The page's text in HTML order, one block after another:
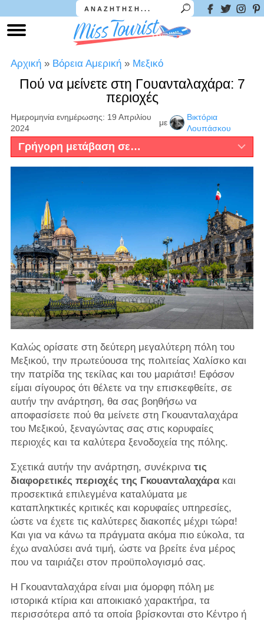
Αρχική » Βόρεια Αμερική » Μεξικό
Πού να μείνετε στη Γουανταλαχάρα: 7
περιοχές
Ημερομηνία ενημέρωσης: 19 Απριλίου
2024
με
Βικτόρια
Λουπάσκου
Γρήγορη μετάβαση σε…
Καλώς ορίσατε στη δεύτερη μεγαλύτερη πόλη του
Μεξικού, την πρωτεύουσα της πολιτείας Χαλίσκο και
την πατρίδα της τεκίλας και του μαριάτσι! Εφόσον
είμαι σίγουρος ότι θέλετε να την επισκεφθείτε, σε
αυτήν την ανάρτηση, θα σας βοηθήσω να
αποφασίσετε πού θα μείνετε στη Γκουανταλαχάρα
του Μεξικού, ξεναγώντας σας στις κορυφαίες
περιοχές και τα καλύτερα ξενοδοχεία της πόλης.
Σχετικά αυτήν την ανάρτηση, συνέκρινα τις
διαφορετικές περιοχές της Γκουανταλαχάρακαι
προσεκτικά επιλεγμένα καταλύματα με
καταπληκτικές κριτικές και κορυφαίες υπηρεσίες,
ώστε να έχετε τις καλύτερες διακοπές μέχρι τώρα!
Και για να κάνω τα πράγματα ακόμα πιο εύκολα, τα
έχω αναλύσει ανά τιμή, ώστε να βρείτε ένα μέρος
που να ταιριάζει στον προϋπολογισμό σας.
Η Γκουανταλαχάρα είναι μια όμορφη πόλη με
ιστορικά κτίρια και αποικιακό χαρακτήρα, τα
περισσότερα από τα οποία βρίσκονται στο Κέντρο ή